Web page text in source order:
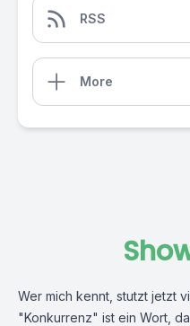
RSS
More
Wer mich kennt, stutzt jetzt
"Konkurrenz" ist ein Wort,